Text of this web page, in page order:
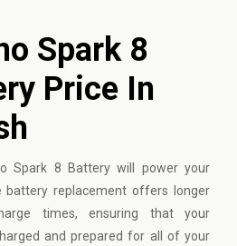
Spark 8
Price In
Spark 8 Battery will power your
battery replacement offers longer
times, ensuring that your
and prepared for all of your